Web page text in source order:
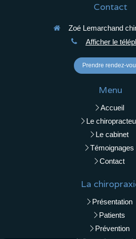
Contact
Zoé Lemarchand
Afficher le
Prendre rendez-
Menu
Accueil
Le
Le cabinet
Témoignages
Contact
La
Présentation
Patients
Prévention